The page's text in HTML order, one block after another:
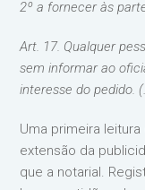
2º a fornecer às
Art. 17. Qualquer
sem informar ao
interesse do pedido.
Uma primeira
extensão da
que a notarial.